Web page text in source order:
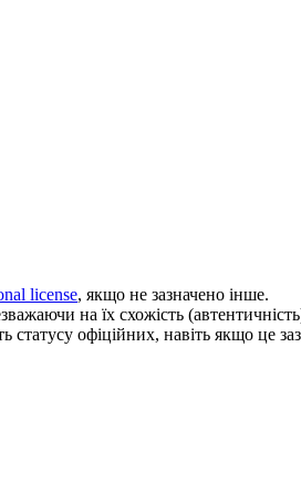
license, якщо не зазначено інше.
на їх схожість
офіційних, навіть якщо це